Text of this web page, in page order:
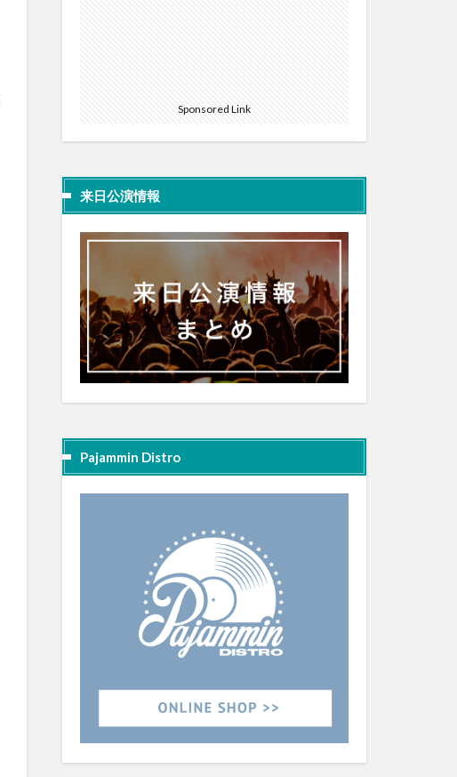
Sponsored Link
来日公演情報
Pajammin Distro